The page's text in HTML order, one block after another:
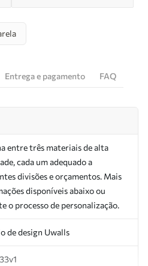
Entrega e pagamento FAQ
entre três materiais de alta
cada um adequado a
divisões e orçamentos. Mais
disponíveis abaixo ou
o processo de personalização.
de design Uwalls